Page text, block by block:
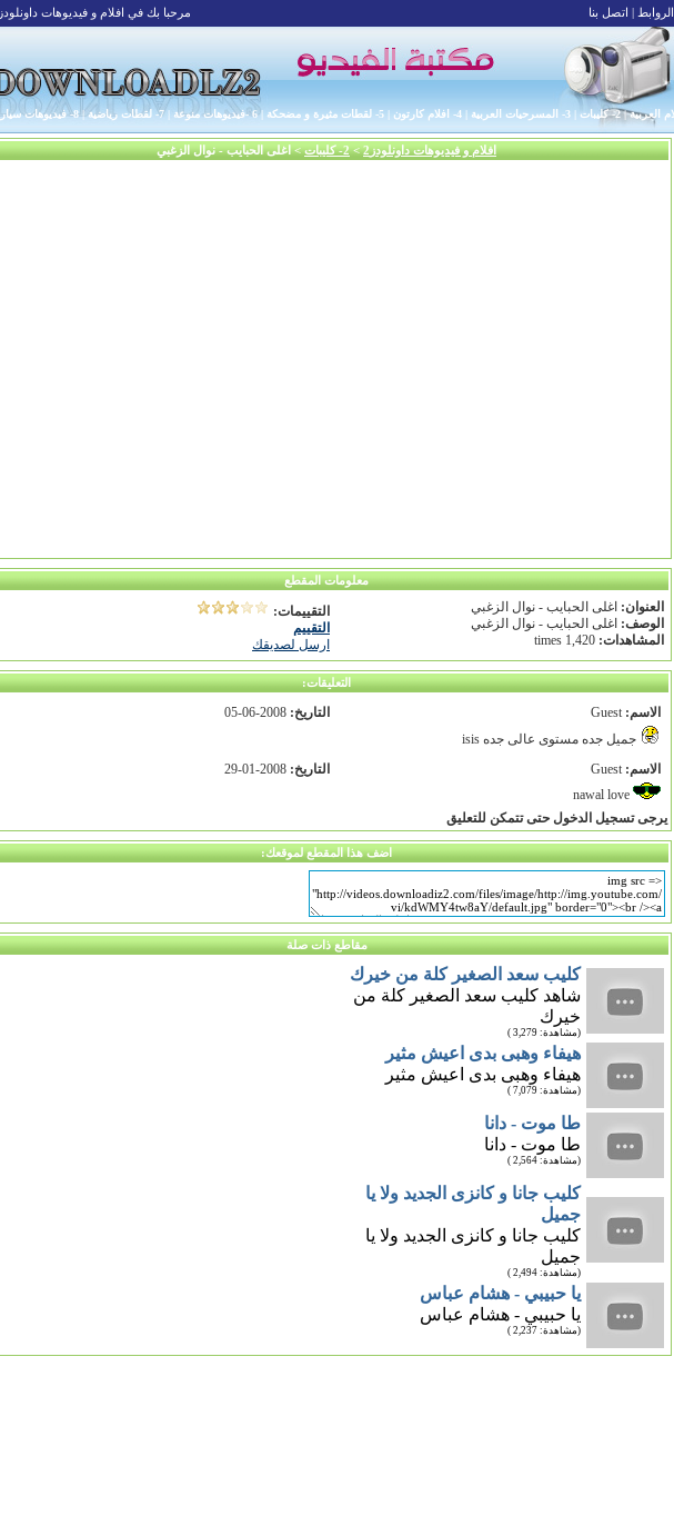
مرحبا بك في افلام و فيديوهات داونلودز2! الروابط | اتصل بنا
|2- كليبات | 3- المسرحيات العربية | 4- افلام كارتون | 5- لقطات مثيرة و مضحكة |6 -فيديوهات منوعة |7- لقطات رياضية |8- فيديوهات سيارات
افلام و فيديوهات داونلودز2 >2- كليبات > اغلى الحبايب - نوال الزغبي
معلومات المقطع
العنوان: اغلى الحبايب - نوال الزغبي
الوصف: اغلى الحبايب - نوال الزغبي
المشاهدات:
التقييمات:
التقييم
ارسل لصديقك
التعليقات:
الاسم: التاريخ:
جميل جده مستوى عالى جده isis
الاسم:
التاريخ:
يرجى تسجيل الدخول حتى تتمكن للتعليق
اضف هذا المقطع لموقعك:
مقاطع ذات صلة
كليب سعد الصغير كلة من خيرك
شاهد كليب سعد الصغير كلة من
خيرك
(مشاهدة: 3,279 )
هيفاء وهبى بدى اعيش مثير
هيفاء وهبى بدى اعيش مثير
(مشاهدة: 7,079 )
طا موت - دانا
طا موت - دانا
(مشاهدة: 2,564 )
كليب جانا و كانزى الجديد ولا يا
جميل
كليب جانا و كانزى الجديد ولا يا
جميل
(مشاهدة: 2,494 )
يا حبيبي - هشام عباس
يا حبيبي - هشام عباس
(مشاهدة: 2,237 )